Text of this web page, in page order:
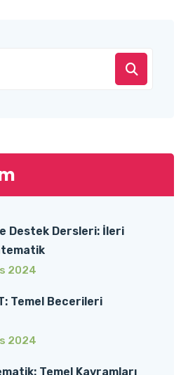
Destek Dersleri: İleri
2024
Temel Becerileri
2024
Temel Kavramları